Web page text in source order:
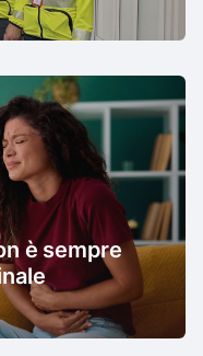
è sempre